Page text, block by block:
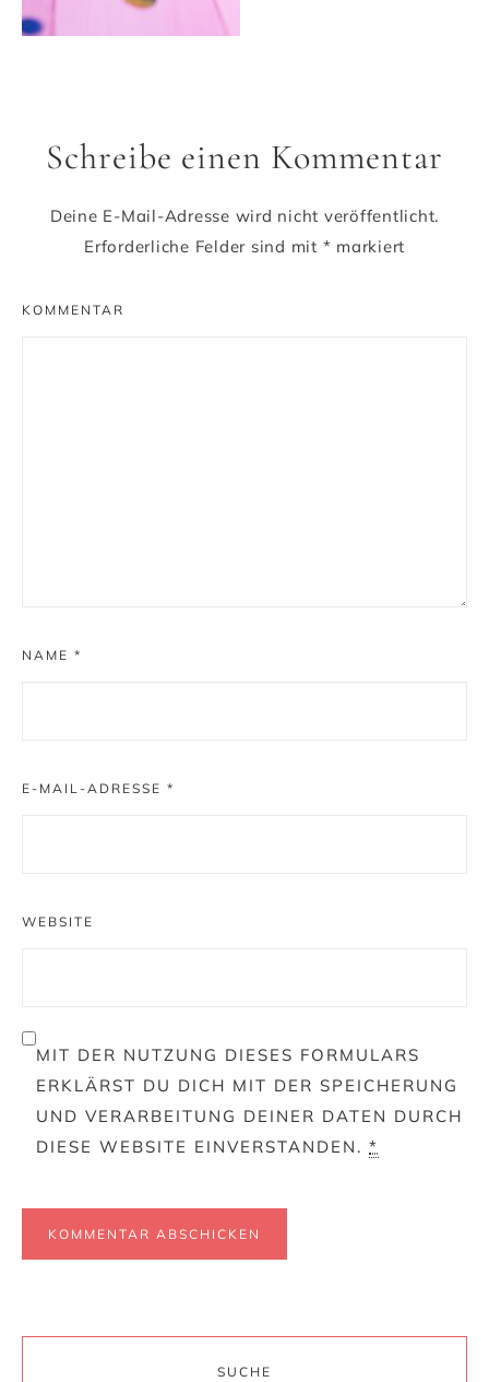
Schreibe einen Kommentar
Deine E-Mail-Adresse wird nicht veröffentlicht.
Erforderliche Felder sind mit * markiert
KOMMENTAR
NAME *
E-MAIL-ADRESSE *
WEBSITE
MIT DER NUTZUNG DIESES FORMULARS
ERKLÄRST DU DICH MIT DER SPEICHERUNG
UND VERARBEITUNG DEINER DATEN DURCH
DIESE WEBSITE EINVERSTANDEN. *
SUCHE